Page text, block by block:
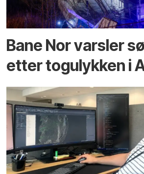
Bane Nor varsler
etter togulykken i